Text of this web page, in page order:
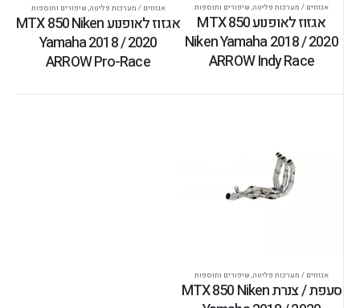
אגזוזים / מערכות פליטה, שיפורים ותוספות
אגזוז לאופנוע MTX 850
Niken Yamaha 2018 / 2020
ARROW Indy Race
אגזוזים / מערכות פליטה, שיפורים ותוספות
אגזוז לאופנוע MTX 850 Niken
Yamaha 2018 / 2020
ARROW Pro-Race
אגזוזים / מערכות פליטה, שיפורים ותוספות
סעפת / צנרת MTX 850 Niken